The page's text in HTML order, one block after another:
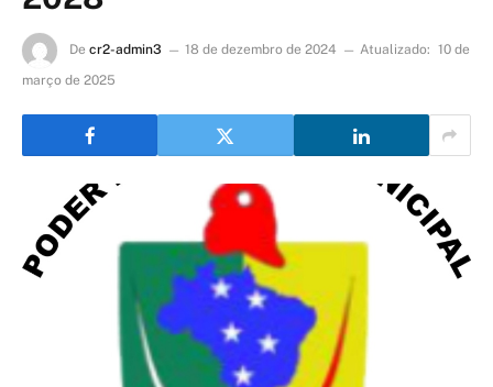
De cr2-admin3 18 de dezembro de 2024 Atualizado: 10 de
março de 2025